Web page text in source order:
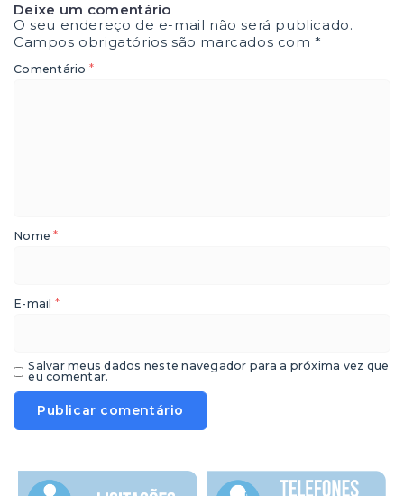
Deixe um comentário
O seu endereço de e-mail não será publicado.
Campos obrigatórios são marcados com*
Comentário *
Nome*
E-mail *
Salvar meus dados neste navegador para a próxima vez que
eu comentar.